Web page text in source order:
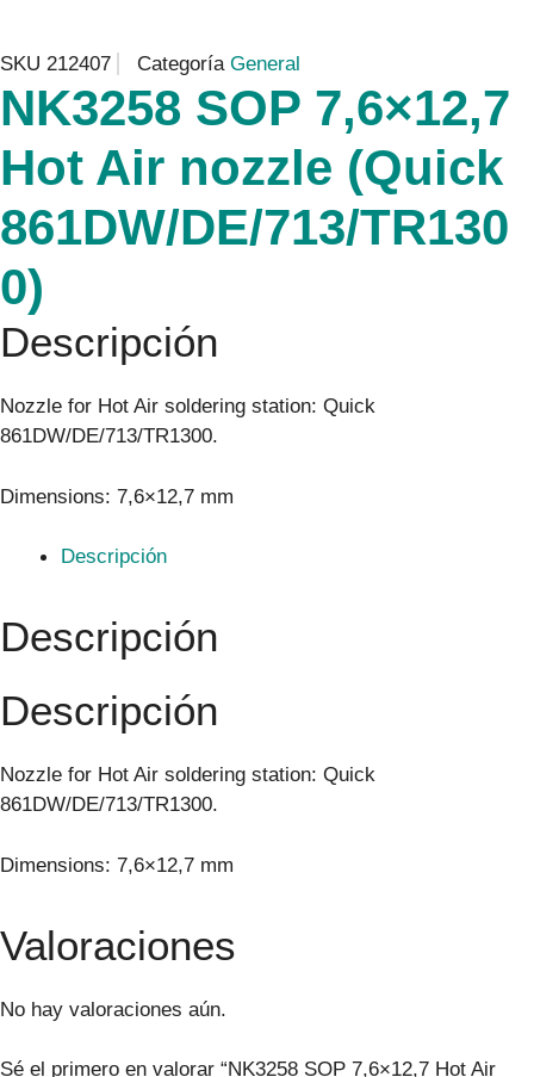
SKU 212407 Categoría General
NK3258 SOP 7,6×12,7
Hot Air nozzle (Quick
861DW/DE/713/TR130
0)
Descripción
Nozzle for Hot Air soldering station: Quick
861DW/DE/713/TR1300.
Dimensions: 7,6×12,7 mm
Descripción
Descripción
Descripción
Nozzle for Hot Air soldering station: Quick
861DW/DE/713/TR1300.
Dimensions: 7,6×12,7 mm
Valoraciones
No hay valoraciones aún.
Sé el primero en valorar “NK3258 SOP 7,6×12,7 Hot Air